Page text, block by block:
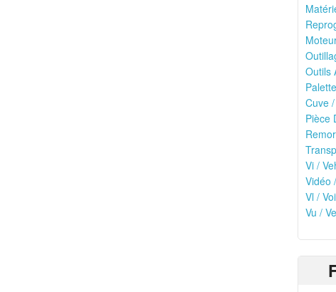
Outils
Cuve
Pièce
Vi /
Vidéo
Vl /
Vu /